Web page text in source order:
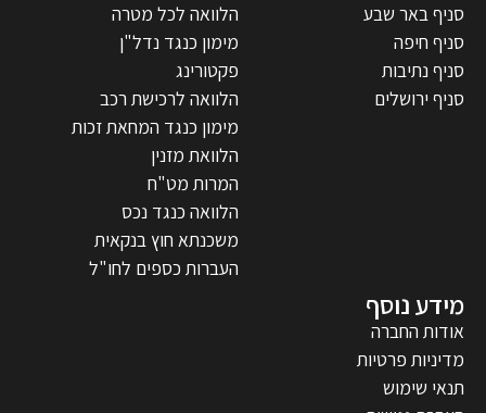
סניף באר שבע
סניף חיפה
סניף נתיבות
סניף ירושלים
הלוואה לכל מטרה
מימון כנגד נדל"ן
פקטורינג
הלוואה לרכישת רכב
מימון כנגד המחאת זכות
הלוואת מזנין
המרות מט"ח
הלוואה כנגד נכס
משכנתא חוץ בנקאית
העברות כספים לחו"ל
מידע נוסף
אודות החברה
מדיניות פרטיות
תנאי שימוש